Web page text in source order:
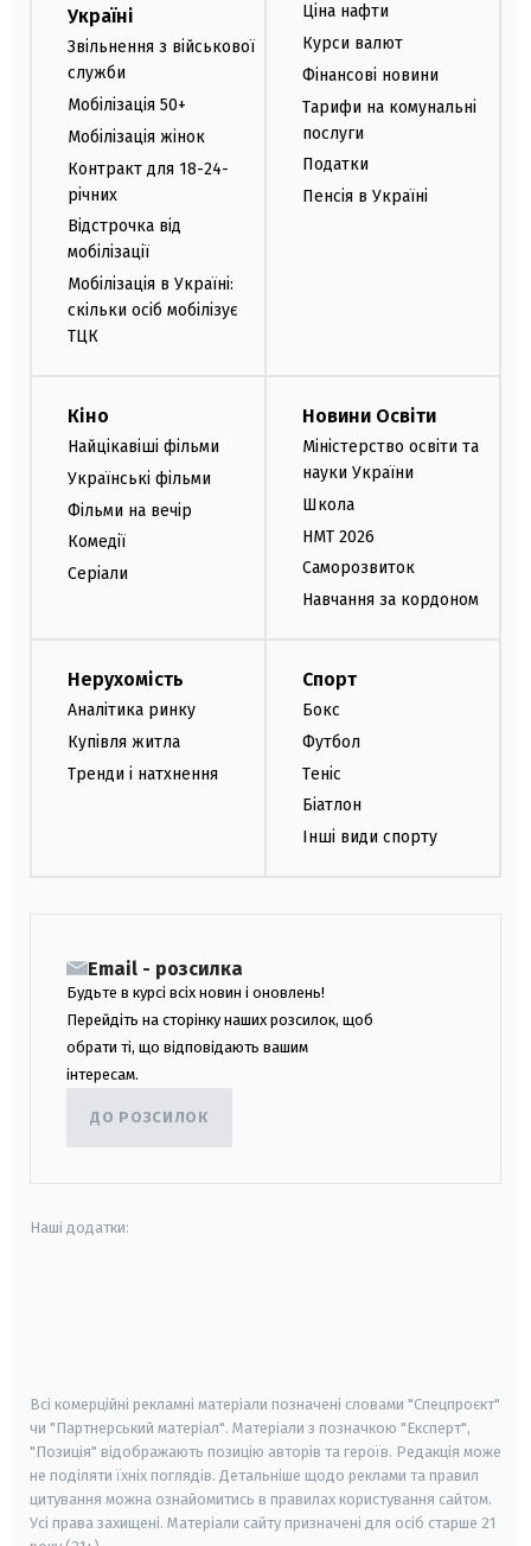
Україні
Звільнення з військової
служби
Мобілізація 50+
Мобілізація жінок
Контракт для 18-24-
річних
Відстрочка від
мобілізації
Мобілізація в Україні:
скільки осіб мобілізує
ТЦК
Ціна нафти
Курси валют
Фінансові новини
Тарифи на комунальні
послуги
Податки
Пенсія в Україні
Кіно
Найцікавіші фільми
Українські фільми
Фільми на вечір
Комедії
Серіали
Новини Освіти
Міністерство освіти та
науки України
Школа
НМТ 2026
Саморозвиток
Навчання за кордоном
Нерухомість
Аналітика ринку
Купівля житла
Тренди і натхнення
Спорт
Бокс
Футбол
Теніс
Біатлон
Інші види спорту
Email - розсилка
Будьте в курсі всіх новин і оновлень!
Перейдіть на сторінку наших розсилок, щоб
обрати ті, що відповідають вашим
інтересам.
ДО РОЗСИЛОК
Наші додатки:
Всі комерційні рекламні матеріали позначені словами "Спецпроєкт"
чи "Партнерський матеріал". Матеріали з позначкою "Експерт",
"Позиція" відображають позицію авторів та героїв. Редакція може
не поділяти їхніх поглядів. Детальніше щодо реклами та правил
цитування можна ознайомитись в правилах користування сайтом.
Усі права захищені. Матеріали сайту призначені для осіб старше 21